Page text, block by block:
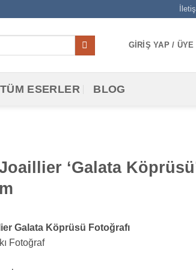
GIRIŞ YAP / ÜYE
TÜM ESERLER BLOG
‘Galata
Galata Köprüsü Fotoğrafı
Fotoğraf